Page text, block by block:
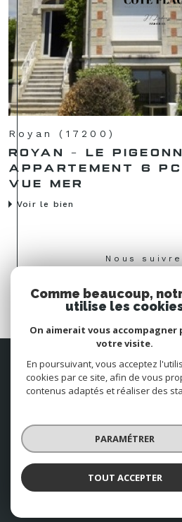
Royan (17200)
ROYAN - LE
APPARTEMENT 6
VUE MER
Voir le bien
Nous
Se
© 2026 | TOUS DROITS RÉSERVÉS |
NOS LIENS
POLITIQUE
Comme beaucoup,
utilise les
On aimerait vous accompagner
votre visite.
En poursuivant, vous acceptez
cookies par ce site, afin de vous
contenus adaptés et réaliser des
PARAMÉTRER
TOUT ACCEPTER